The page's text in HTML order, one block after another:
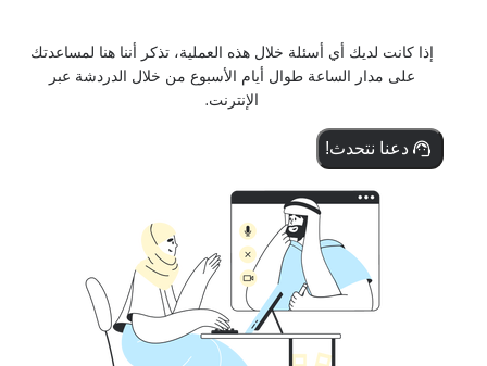
إذا كانت لديك أي أسئلة خلال هذه العملية، تذكر أننا هنا لمساعدتك
على مدار الساعة طوال أيام الأسبوع من خلال الدردشة عبر
الإنترنت.
دعنا نتحدث!